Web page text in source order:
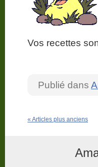
Vos recettes
Publié dans
« Articles plus anciens